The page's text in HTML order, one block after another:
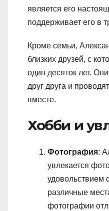
является его
поддерживает его в
Кроме семьи,
близких друзей, с
один десяток лет.
друг друга и
вместе.
Хобби и
Фотография:
увлекается
удовольствием
различные
фотографии